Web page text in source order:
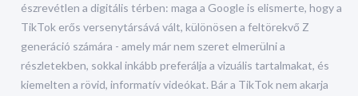
észrevétlen a digitális térben: maga a Google is elismerte, hogy a
TikTok erős versenytársává vált, különösen a feltörekvő Z
generáció számára - amely már nem szeret elmerülni a
részletekben, sokkal inkább preferálja a vizuális tartalmakat, és
kiemelten a rövid, informatív videókat. Bár a TikTok nem akarja